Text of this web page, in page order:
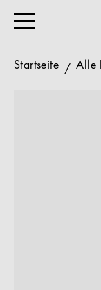
GASTRO
ALLE
Startseite Alle